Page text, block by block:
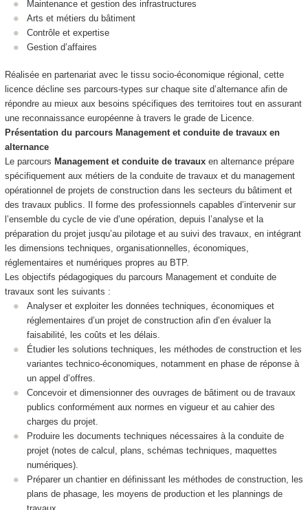
Maintenance et gestion des infrastructures
Arts et métiers du bâtiment
Contrôle et expertise
Gestion d’affaires
Réalisée en partenariat avec le tissu socio‑économique régional, cette
licence décline ses parcours‑types sur chaque site d’alternanceafin de
répondre au mieux aux besoins spécifiques des territoires tout en assurant
une reconnaissance européenne à travers le grade de Licence.
Présentation du parcours Management et conduite de travaux en
alternance
Le parcours Management et conduite de travauxen alternanceprépare
spécifiquement aux métiers de la conduite de travaux et du management
opérationnel de projets de construction dans les secteurs du bâtiment et
des travaux publics. Il forme des professionnels capables d’intervenir sur
l’ensemble du cycle de vie d’une opération, depuis l’analyse et la
préparation du projet jusqu’au pilotage et au suivi des travaux, en intégrant
les dimensions techniques, organisationnelles, économiques,
réglementaires et numériques propres au BTP.
Les objectifs pédagogiques du parcours Management et conduite de
travaux sont les suivants :
Analyser et exploiter les données techniques, économiques et
réglementaires d’un projet de construction afin d’en évaluer la
faisabilité, les coûts et les délais.
Étudier les solutions techniques, les méthodes de construction et les
variantes technico-économiques, notamment en phase de réponse à
un appel d’offres.
Concevoir et dimensionner des ouvrages de bâtiment ou de travaux
publics conformément aux normes en vigueur et au cahier des
charges du projet.
Produire les documents techniques nécessaires à la conduite de
projet (notes de calcul, plans, schémas techniques, maquettes
numériques).
Préparer un chantier en définissant les méthodes de construction, les
plans de phasage, les moyens de production et les plannings de